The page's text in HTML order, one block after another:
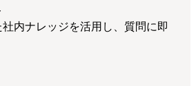
内ナレッジを活用し、質問に即